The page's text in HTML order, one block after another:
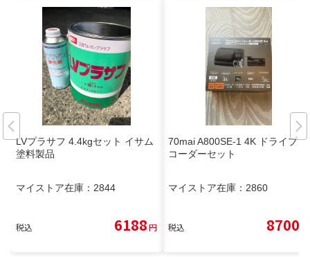
LVプラサフ 4.4kgセット イサム
塗料製品
マイストア在庫： 2844
税込 6188円
70mai A800SE-1 4K ドライブレ
コーダーセット
マイストア在庫： 2860
税込 8700